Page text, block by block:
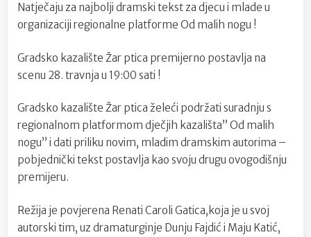
Natječaju za najbolji dramski tekst za djecu i mlade u
organizaciji regionalne platforme Od malih nogu !
Gradsko kazalište Žar ptica premijerno postavlja na
scenu 28. travnja u 19:00 sati !
Gradsko kazalište Žar ptica želeći podržati suradnju s
regionalnom platformom dječjih kazališta” Od malih
nogu” i dati priliku novim, mladim dramskim autorima –
pobjednički tekst postavlja kao svoju drugu ovogodišnju
premijeru.
Režija je povjerena Renati Caroli Gatica,koja je u svoj
autorski tim, uz dramaturginje Dunju Fajdić i Maju Katić,